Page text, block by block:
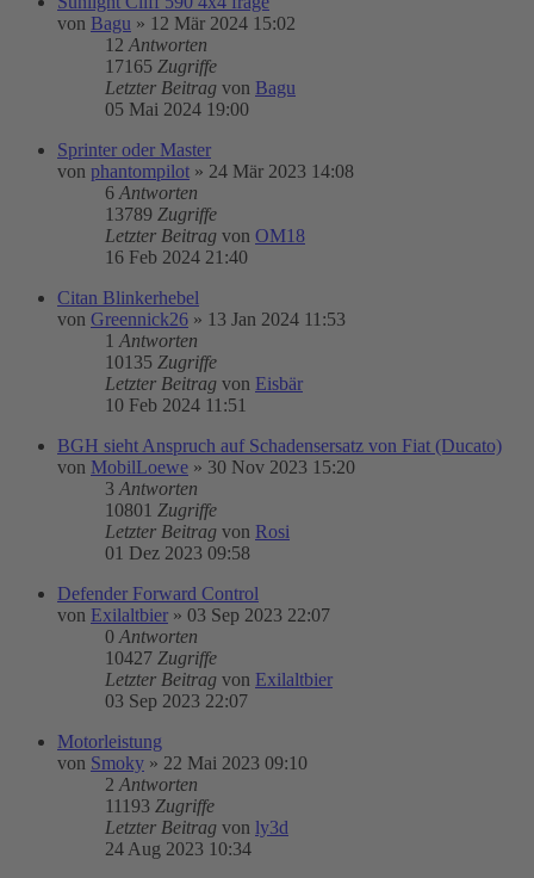
von Bagu » 12 Mär 2024 15:02
12 Antworten
17165 Zugriffe
Letzter Beitrag von Bagu
05 Mai 2024 19:00
Sprinter oder Master
von phantompilot » 24 Mär 2023 14:08
6 Antworten
13789 Zugriffe
Letzter Beitrag von OM18
16 Feb 2024 21:40
Citan Blinkerhebel
von Greennick26 » 13 Jan 2024 11:53
1 Antworten
10135 Zugriffe
Letzter Beitrag von Eisbär
10 Feb 2024 11:51
BGH sieht Anspruch auf Schadensersatz von Fiat (Ducato)
von MobilLoewe » 30 Nov 2023 15:20
3 Antworten
10801 Zugriffe
Letzter Beitrag von Rosi
01 Dez 2023 09:58
Defender Forward Control
von Exilaltbier » 03 Sep 2023 22:07
0 Antworten
10427 Zugriffe
Letzter Beitrag von Exilaltbier
03 Sep 2023 22:07
Motorleistung
von Smoky » 22 Mai 2023 09:10
2 Antworten
11193 Zugriffe
Letzter Beitrag von ly3d
24 Aug 2023 10:34